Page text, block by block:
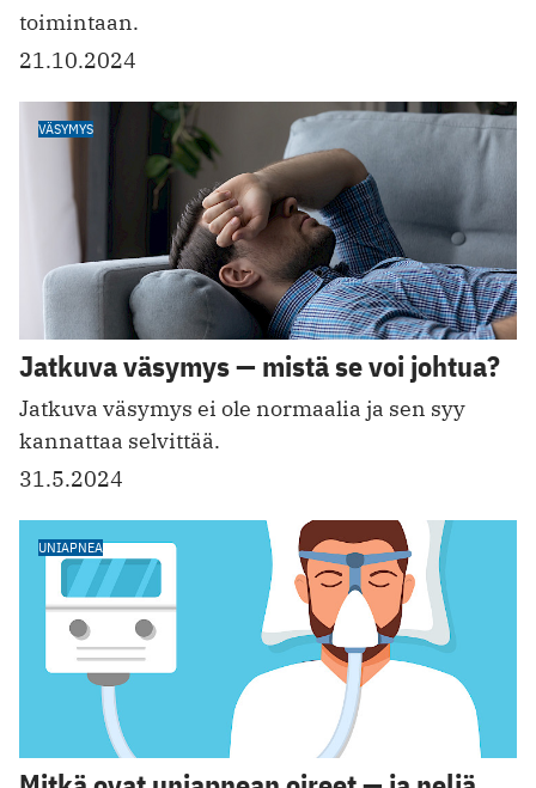
toimintaan.
21.10.2024
VÄSYMYS
Jatkuva väsymys — mistä se voi johtua?
Jatkuva väsymys ei ole normaalia ja sen syy
kannattaa selvittää.
31.5.2024
UNIAPNEA